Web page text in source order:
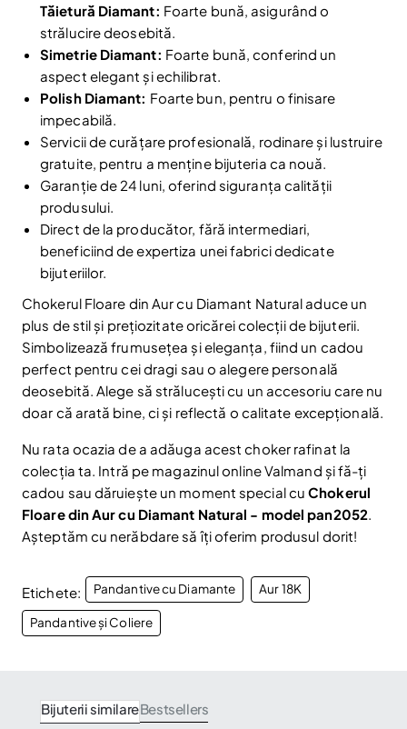
Reduceri și noutăți doar pentru abonați
Fii la curent cu noutățile și promoțiile abonându-te
Email
Abonare
Am citit și sunt de acord cu Politica de confidentialitate
Nu mai afișa.
Tăietură Diamant: Foarte bună, asigurând o
strălucire deosebită.
Simetrie Diamant: Foarte bună, conferind un
aspect elegant și echilibrat.
Polish Diamant: Foarte bun, pentru o finisare
impecabilă.
Servicii de curățare profesională, rodinare și lustruire
gratuite, pentru a menține bijuteria ca nouă.
Garanție de 24 luni, oferind siguranța calității
produsului.
Direct de la producător, fără intermediari,
beneficiind de expertiza unei fabrici dedicate
bijuteriilor.
Chokerul Floare din Aur cu Diamant Natural aduce un
plus de stil și prețiozitate oricărei colecții de bijuterii.
Simbolizează frumusețea și eleganța, fiind un cadou
perfect pentru cei dragi sau o alegere personală
deosebită. Alege să strălucești cu un accesoriu care nu
doar că arată bine, ci și reflectă o calitate excepțională.
Nu rata ocazia de a adăuga acest choker rafinat la
colecția ta. Intră pe magazinul online Valmand și fă-ți
cadou sau dăruiește un moment special cuChokerul
Floare din Aur cu Diamant Natural - model pan2052
Așteptăm cu nerăbdare să îți oferim produsul dorit!
Etichete: Pandantive cu Diamante Aur 18K
Pandantive și Coliere
Bijuterii similareBestsellers